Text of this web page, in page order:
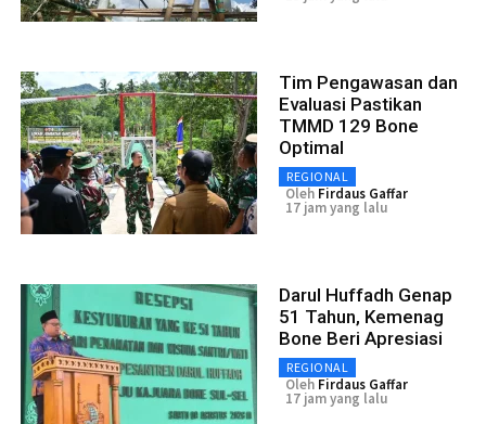
Tim Pengawasan dan
Evaluasi Pastikan
TMMD 129 Bone
Optimal
REGIONAL
Oleh Firdaus Gaffar
17 jam yang lalu
Darul Huffadh Genap
51 Tahun, Kemenag
Bone Beri Apresiasi
REGIONAL
Oleh Firdaus Gaffar
17 jam yang lalu